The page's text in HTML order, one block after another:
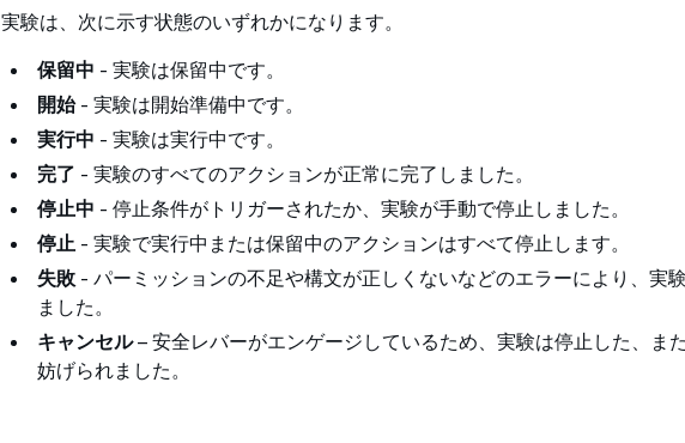
実験は、次に示す状態のいずれかになります。
保留中 - 実験は保留中です。
開始- 実験は開始準備中です。
実行中 - 実験は実行中です。
完了 - 実験のすべてのアクションが正常に完了しました。
停止中 - 停止条件がトリガーされたか、実験が手動で停止しました。
停止 - 実験で実行中または保留中のアクションはすべて停止します。
失敗 - パーミッションの不足や構文が正しくないなどのエラーにより、実
ました。
キャンセル– 安全レバーがエンゲージしているため、実験は停止した、ま
妨げられました。